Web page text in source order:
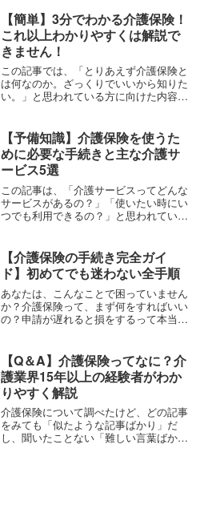
を初めてでも安心して進められるよう、
ステップバイステップでわかりやすく解
説します。介護業界に15年以上携わる
私が、実践的な視点から注意点やコツも
お伝えします。一緒に介護保険について
学びの第一歩を踏み出しましょう！
【簡単】3分でわかる介護保険！
これ以上わかりやすくは解説で
きません！
この記事では、「とりあえず介護保険と
は何なのか。ざっくりでいいから知りた
い。」と思われている方に向けた内容と
せたらいいのかわからない。・毎月介護
保険料を支払ってるけど、そもそも介護
保険って何？・介護の資格を取りたいん
だけど、いまいち制度のことがよくわか
らない。そのように思われている方は、
ぜひこの記事を最後までお読みくださ
い。この記事を読んで頂くだけで、介護
保険についてざっくりと理解ができ、次
では、介護業界に13年以上携わる介護
福祉士の資格を持った私が、なるべく専
門用語を使わず、はじめての方でもわか
るように簡単に解説します。
【予備知識】介護保険を使うた
めに必要な手続きと主な介護サ
ービス5選
この記事は、「介護サービスってどんな
サービスがあるの？」「使いたい時にい
つでも利用できるの？」と思われている
や、デイサービスの窓口業務を行ってい
た私が、相談者から特に質問が多かった
「介護保険を使うために必要な手続き」
と、「5つの重要な介護サービス」につ
いて簡単にご紹介します。あなたは、こ
の記事を読んで頂くだけで「介護保険を
使うために必要な手続き」がざっくりと
なサービスがあるのか」ということがわ
かるようになります。
【介護保険の手続き完全ガイ
ド】初めてでも迷わない全手順
あなたは、こんなことで困っていません
か？介護保険って、まず何をすればいい
の？申請が遅れると損をするって本当？
必ず役に立ちます。私は介護業界17年
目。これまで訪問介護やシ...
【Q＆A】介護保険ってなに？介
護業界15年以上の経験者がわか
りやすく解説
介護保険について調べたけど、どの記事
をみても「似たような記事ばかり」だ
し、聞いたことない「難しい言葉ばか